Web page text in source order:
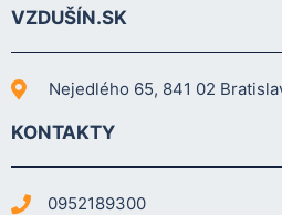
VZDUŠÍN.SK
Nejedlého 65, 841 02
KONTAKTY
0952189300